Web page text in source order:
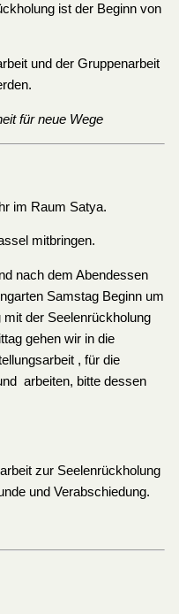
ist der Beginn von
und der Gruppenarbeit
für neue Wege
im Raum Satya.
mitbringen.
nach dem Abendessen
Samstag Beginn um
der Seelenrückholung
gehen wir in die
, für die
arbeiten, bitte dessen
zur Seelenrückholung
und Verabschiedung.